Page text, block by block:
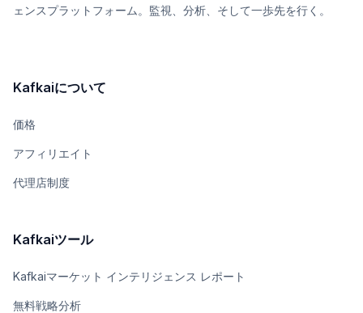
ェンスプラットフォーム。監視、分析、そして一歩先を行く。
Kafkaiについて
価格
アフィリエイト
代理店制度
Kafkaiツール
Kafkaiマーケット インテリジェンス レポート
無料戦略分析